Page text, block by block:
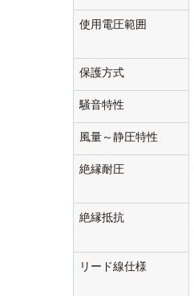
使用電圧範囲
保護方式
騒音特性
風量～静圧特性
絶縁耐圧
絶縁抵抗
リード線仕様